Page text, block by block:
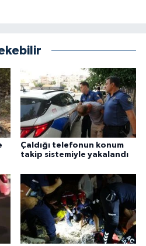
Çaldığı telefonun konum
takip sistemiyle yakalandı